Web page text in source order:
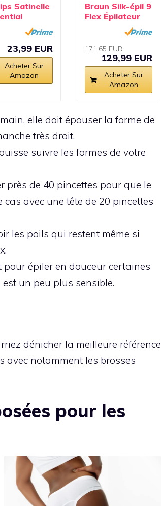
Satinelle
23,99 EUR
Acheter Sur
Amazon
Braun Silk-épil 9
Flex Épilateur
Électrique...
171,65 EUR
129,99 EUR
Acheter Sur
Amazon
elle doit épouser la forme de
très droit.
suivre les formes de votre
près de 40 pincettes pour que le
cas avec une tête de 20 pincettes
les poils qui restent même si
épiler en douceur certaines
un peu plus sensible.
dénicher la meilleure référence
avec notamment les brosses
pour les